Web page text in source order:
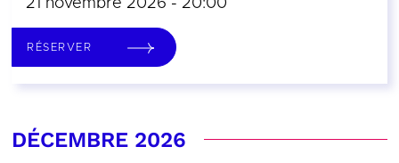
21 novembre 2026 - 20:00
RÉSERVER
DÉCEMBRE 2026